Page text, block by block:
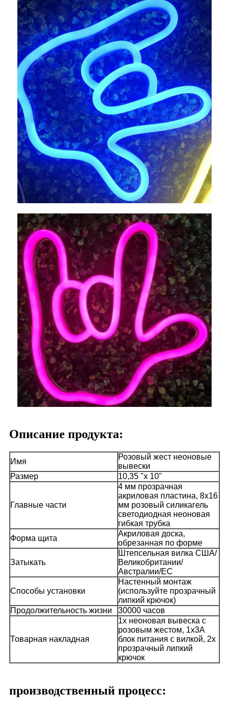
Описание продукта:
Имя
Розовый жест неоновые
вывески
Размер
10,35 "х 10"
Главные части
4 мм прозрачная
акриловая пластина, 8x16
мм розовый силикагель
светодиодная неоновая
гибкая трубка
Форма щита
Акриловая доска,
обрезанная по форме
Затыкать
Штепсельная вилка США/
Великобритании/
Австралии/ЕС
Способы установки
Настенный монтаж
(используйте прозрачный
липкий крючок)
Продолжительность жизни
30000 часов
Товарная накладная
1x неоновая вывеска с
розовым жестом, 1x3A
блок питания с вилкой, 2x
прозрачный липкий
крючок
производственный процесс: